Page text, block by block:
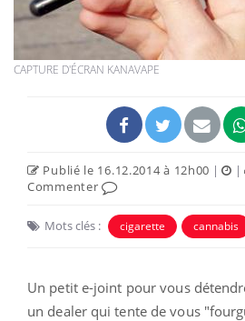
CAPTURE D'ÉCRAN KANAVAPE
Publié le 16.12.2014 à 12h00 | |
Commenter
Mots clés : cigarette cannabis
Un petit e-joint pour vous
un dealer qui tente de vous